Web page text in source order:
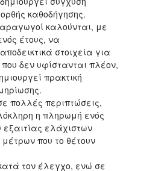
καθοδήγησης.
καλούνται, με
έτους, να
στοιχεία για
δεν υφίστανται πλέον,
πρακτική
πολλές περιπτώσεις,
η πληρωμή ενός
ελάχιστων
που το θέτουν
τον έλεγχο, ενώ σε